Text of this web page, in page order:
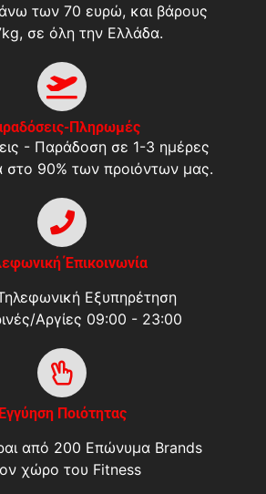
των 70 ευρώ, και βάρους
σε όλη την Ελλάδα.
Πληρωμές
- Παράδοση σε 1-3 ημέρες
στο 90% των προιόντων μας.
Έπικοινωνία
Εξυπηρέτηση
Αργίες 09:00 - 23:00
Εγγύηση Ποιότητας
από 200 Επώνυμα Brands
χώρο του Fitness